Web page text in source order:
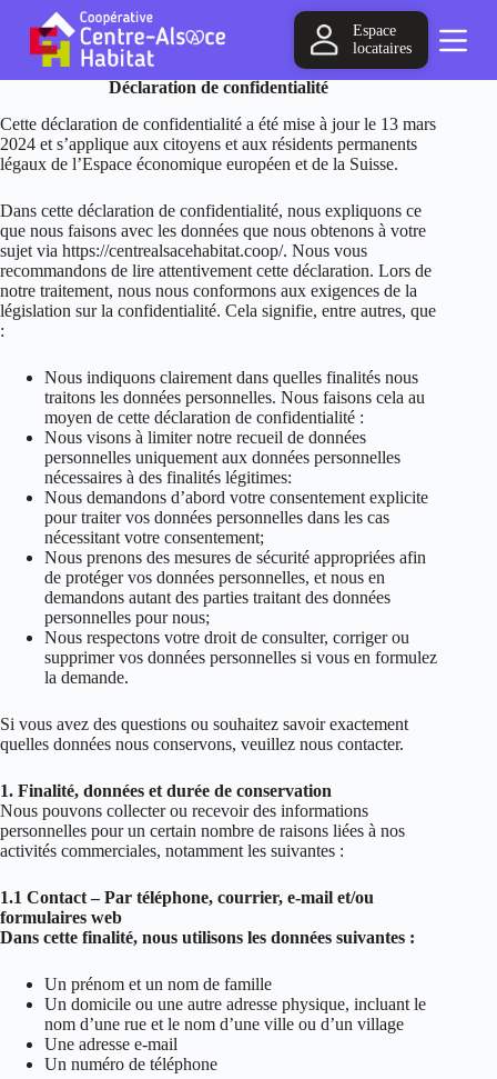
s
r
a
u
n
t
e
n
u
Espace
locataires
Déclaration de confidentialité
Cette déclaration de confidentialité a été mise à jour le 13 mars
2024 et s’applique aux citoyens et aux résidents permanents
légaux de l’Espace économique européen et de la Suisse.
Dans cette déclaration de confidentialité, nous expliquons ce
que nous faisons avec les données que nous obtenons à votre
sujet via https://centrealsacehabitat.coop/. Nous vous
recommandons de lire attentivement cette déclaration. Lors de
notre traitement, nous nous conformons aux exigences de la
législation sur la confidentialité. Cela signifie, entre autres, que
:
Nous indiquons clairement dans quelles finalités nous
traitons les données personnelles. Nous faisons cela au
moyen de cette déclaration de confidentialité :
Nous visons à limiter notre recueil de données
personnelles uniquement aux données personnelles
nécessaires à des finalités légitimes:
Nous demandons d’abord votre consentement explicite
pour traiter vos données personnelles dans les cas
nécessitant votre consentement;
Nous prenons des mesures de sécurité appropriées afin
de protéger vos données personnelles, et nous en
demandons autant des parties traitant des données
personnelles pour nous;
Nous respectons votre droit de consulter, corriger ou
supprimer vos données personnelles si vous en formulez
la demande.
Si vous avez des questions ou souhaitez savoir exactement
quelles données nous conservons, veuillez nous contacter.
1. Finalité, données et durée de conservation
Nous pouvons collecter ou recevoir des informations
personnelles pour un certain nombre de raisons liées à nos
activités commerciales, notamment les suivantes :
1.1 Contact – Par téléphone, courrier, e-mail et/ou
formulaires web
Dans cette finalité, nous utilisons les données suivantes :
Un prénom et un nom de famille
Un domicile ou une autre adresse physique, incluant le
nom d’une rue et le nom d’une ville ou d’un village
Une adresse e-mail
Un numéro de téléphone